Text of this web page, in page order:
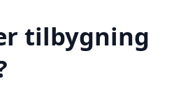
tilbygning